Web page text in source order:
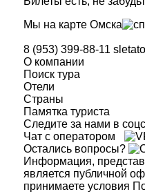
Мы на карте Омска
8 (953) 399-88-11
О компании
Поиск тура
Отели
Страны
Памятка туриста
Следите за нами в
Чат с оператором
Остались вопросы?
Информация,
является публичной
принимаете условия